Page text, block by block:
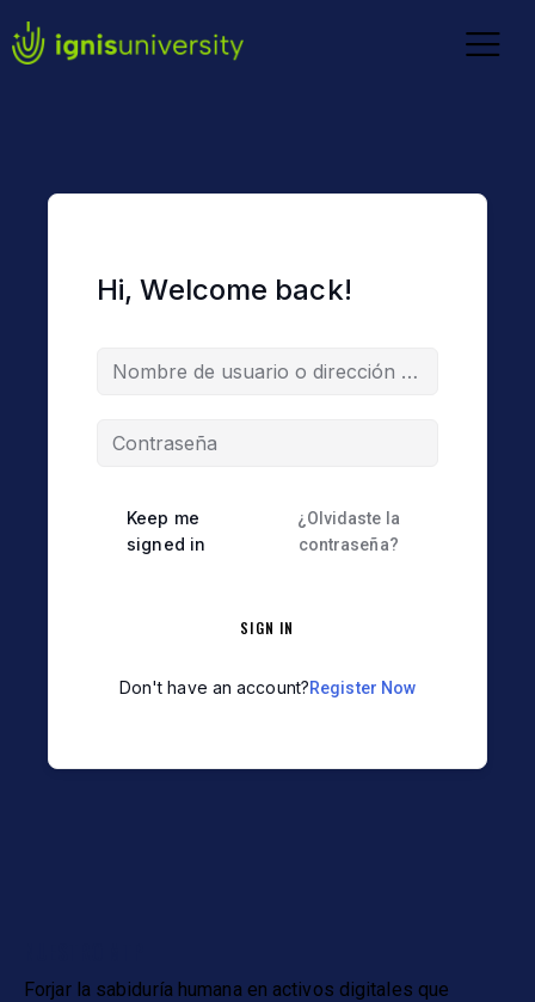
Hi, Welcome back!
Keep me
signed in
¿Olvidaste la
contraseña?
SIGN IN
Don't have an account?Register Now
Forjar la sabiduría humana en activos digitales que